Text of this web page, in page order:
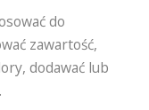
do
zawartość,
dodawać lub